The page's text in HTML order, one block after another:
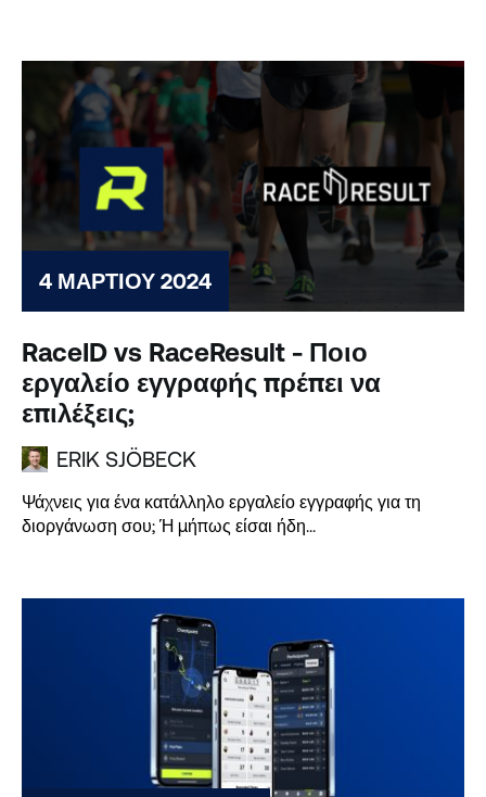
4 ΜΑΡΤΊΟΥ 2024
RaceID vs RaceResult - Ποιο
εργαλείο εγγραφής πρέπει να
επιλέξεις;
ERIK SJÖBECK
Ψάχνεις για ένα κατάλληλο εργαλείο εγγραφής για τη
διοργάνωση σου; Ή μήπως είσαι ήδη...